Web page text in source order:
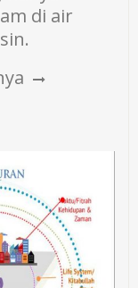
di air